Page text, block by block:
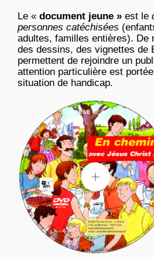
Le « document jeune » est le
personnes catéchisées
adultes, familles entières). De
des dessins, des vignettes de
permettent de rejoindre un
attention particulière est
situation de handicap.